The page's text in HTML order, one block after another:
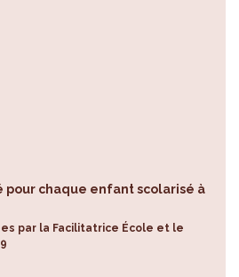
pour chaque enfant scolarisé à
par la Facilitatrice École et le